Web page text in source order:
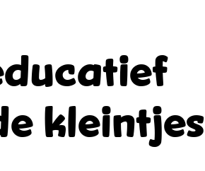
kleintjes